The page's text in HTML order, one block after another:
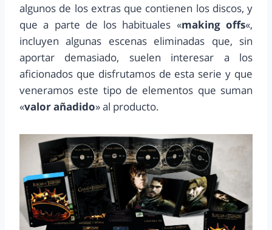
algunos de los extras que contienen los discos, y
que a parte de los habituales «making offs«,
incluyen algunas escenas eliminadas que, sin
aportar demasiado, suelen interesar a los
aficionados que disfrutamos de esta serie y que
veneramos este tipo de elementos que suman
«valor añadido» al producto.